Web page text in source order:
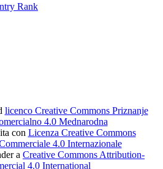
licenco Creative Commons Priznanje
4.0 Mednarodna
con Licenza Creative Commons
4.0 Internazionale
a Creative Commons Attribution-
4.0 International